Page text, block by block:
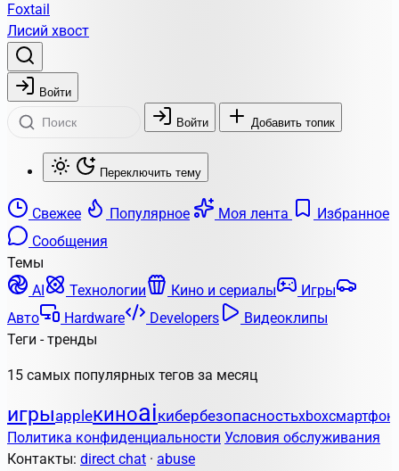
Foxtail
Лисий хвост
Войти
Войти Добавить топик
Переключить тему
Свежее Популярное Моя лента
Избранное
Сообщения
Темы
AI
Технологии Кино и сериалы
Игры
Авто
Hardware Developers
Видеоклипы
Теги - тренды
15 самых популярных тегов за месяц
игрыappleкиноaiкибербезопасностьxbox
Политика конфиденциальности Условия обслуживания
Контакты: direct chat · abuse